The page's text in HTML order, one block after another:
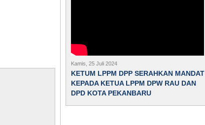
Kamis, 25 Juli 2024
KETUM LPPM DPP SERAHKAN MANDAT
KEPADA KETUA LPPM DPW RAU DAN
DPD KOTA PEKANBARU